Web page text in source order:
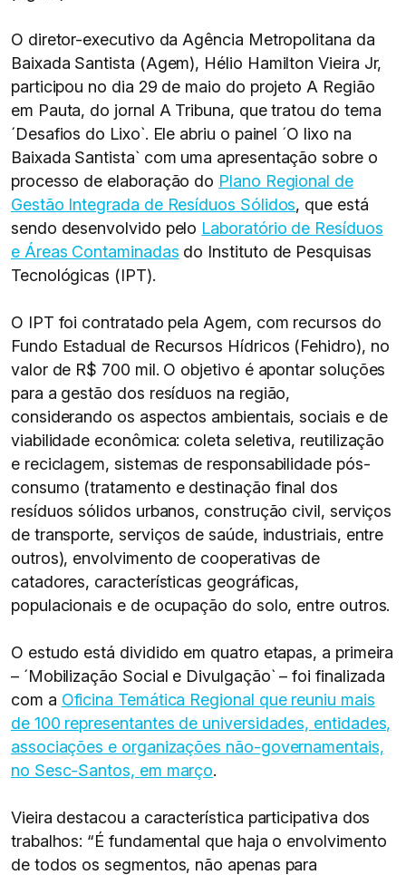
O diretor-executivo da Agência Metropolitana da
Baixada Santista (Agem), Hélio Hamilton Vieira Jr,
participou no dia 29 de maio do projeto A Região
em Pauta, do jornal A Tribuna, que tratou do tema
´Desafios do Lixo`. Ele abriu o painel ´O lixo na
Baixada Santista` com uma apresentação sobre o
processo de elaboração do Plano Regional de
Gestão Integrada de Resíduos Sólidos, que está
sendo desenvolvido pelo Laboratório de Resíduos
e Áreas Contaminadas do Instituto de Pesquisas
Tecnológicas (IPT).
O IPT foi contratado pela Agem, com recursos do
Fundo Estadual de Recursos Hídricos (Fehidro), no
valor de R$ 700 mil. O objetivo é apontar soluções
para a gestão dos resíduos na região,
considerando os aspectos ambientais, sociais e de
viabilidade econômica: coleta seletiva, reutilização
e reciclagem, sistemas de responsabilidade pós-
consumo (tratamento e destinação final dos
resíduos sólidos urbanos, construção civil, serviços
de transporte, serviços de saúde, industriais, entre
outros), envolvimento de cooperativas de
catadores, características geográficas,
populacionais e de ocupação do solo, entre outros.
O estudo está dividido em quatro etapas, a primeira
– ´Mobilização Social e Divulgação` – foi finalizada
com a Oficina Temática Regional que reuniu mais
de 100 representantes de universidades, entidades,
associações e organizações não-governamentais,
no Sesc-Santos, em março.
Vieira destacou a característica participativa dos
trabalhos: “É fundamental que haja o envolvimento
de todos os segmentos, não apenas para